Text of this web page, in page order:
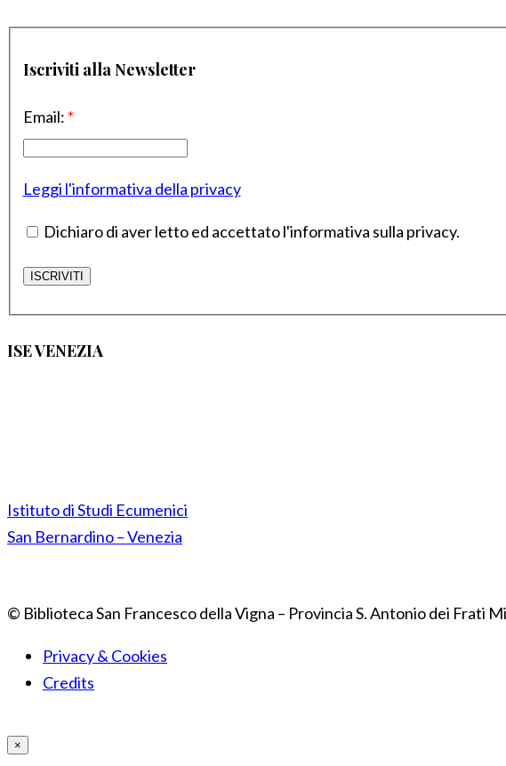
Iscriviti alla Newsletter
Email: *
Leggi l'informativa della privacy
Dichiaro di aver letto ed accettato l'informativa sulla privacy.
ISE VENEZIA
Istituto di Studi Ecumenici
San Bernardino – Venezia
© Biblioteca San Francesco della Vigna – Provincia S. Antonio dei Frati
Privacy & Cookies
Credits
×